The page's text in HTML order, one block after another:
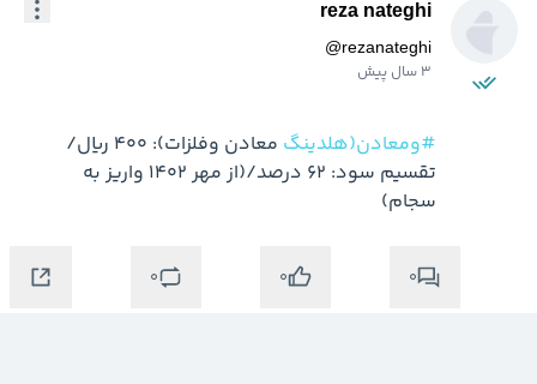
reza nateghi
@rezanateghi
3 سال پیش
#ومعادن(هلدینگ
معادن وفلزات): 400 ریال/
سجام)
0
0
0